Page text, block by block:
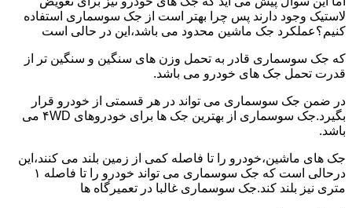
لاستیک وجود دارند پس چرا بهتر است از جک سوسماری استفاده
کنیم؟عملکرد جک ماشین محدود می باشد،این در حالی است
که جک سوسماری قادر به تحمل وزن های سنگین و سنگین تر از
قدرت تحمل جک های خودرو می باشد.
در ضمن جک سوسماری می تواند در هر قسمتی از خودرو قرار
بگیرد.جک سوسماری از بهترین جک ها برای خودروهای ۴WD می
باشد.
جک های ماشین،خودرو را تا فاصله کمی از زمین بلند می کنند،این
درحالی است که جک سوسماری می تواند خودرو را تا فاصله ۱
متری نیز بلند کند.جک سوسماری غالبا در تعمیرگاه ها